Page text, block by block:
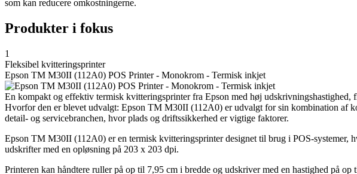
som kan reducere omkostningerne.
Produkter i fokus
1
Fleksibel kvitteringsprinter
Epson TM M30II (112A0) POS Printer - Monokrom - Termisk inkjet
En kompakt og effektiv termisk kvitteringsprinter fra Epson med høj
Hvorfor den er blevet udvalgt: Epson TM M30II (112A0) er udvalgt for sin kombination af
detail- og servicebranchen, hvor plads og driftssikkerhed er vigtige faktorer.
Epson TM M30II (112A0) er en termisk kvitteringsprinter designet til brug i POS-
udskrifter med en opløsning på 203 x 203 dpi.
Printeren kan håndtere ruller på op til 7,95 cm i bredde og udskriver med en hastighed på